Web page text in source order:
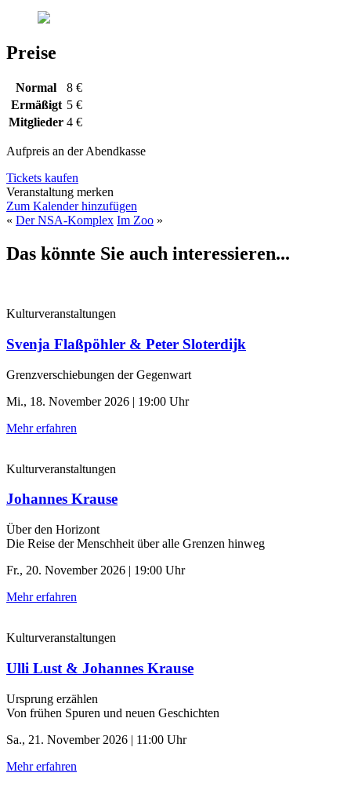
Preise
Normal
8 €
Ermäßigt 5 €
Mitglieder 4 €
Aufpreis an der Abendkasse
Tickets kaufen
Veranstaltung merken
Zum Kalender hinzufügen
« Der NSA-Komplex Im Zoo »
Das könnte Sie auch interessieren...
Kulturveranstaltungen
Svenja Flaßpöhler & Peter Sloterdijk
Grenzverschiebungen der Gegenwart
Mi., 18. November 2026 | 19:00 Uhr
Mehr erfahren
Kulturveranstaltungen
Johannes Krause
Über den Horizont
Die Reise der Menschheit über alle Grenzen hinweg
Fr., 20. November 2026 | 19:00 Uhr
Mehr erfahren
Kulturveranstaltungen
Ulli Lust & Johannes Krause
Ursprung erzählen
Von frühen Spuren und neuen Geschichten
Sa., 21. November 2026 | 11:00 Uhr
Mehr erfahren